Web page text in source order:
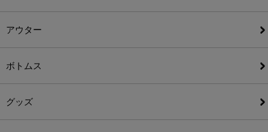
アウター
ボトムス
グッズ